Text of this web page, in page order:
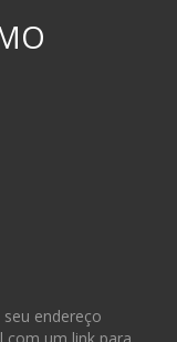
endereço